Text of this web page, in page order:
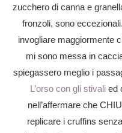
zucchero di canna e
fronzoli, sono
invogliare maggiormente
mi sono messa in
spiegassero meglio i
L’orso con gli stivalied
nell’affermare che
replicare i cruffins